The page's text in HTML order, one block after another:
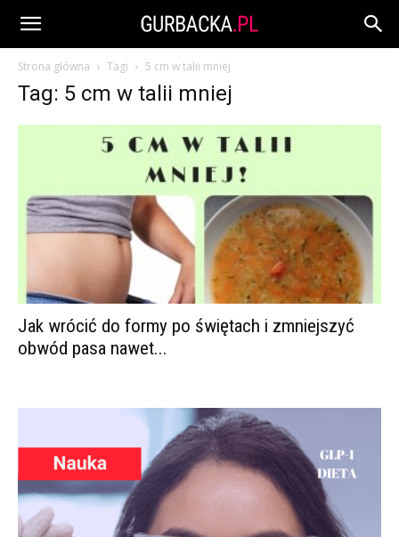
Strona główna Tagi 5 cm w talii mniej
Tag: 5 cm w talii mniej
Jak wrócić do formy po świętach i zmniejszyć
obwód pasa nawet...